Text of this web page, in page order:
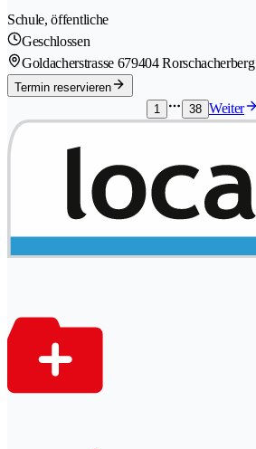
Schule, öffentliche
Geschlossen
Goldacherstrasse 679404 Rorschacherberg
Termin reservieren
1
38 Weiter